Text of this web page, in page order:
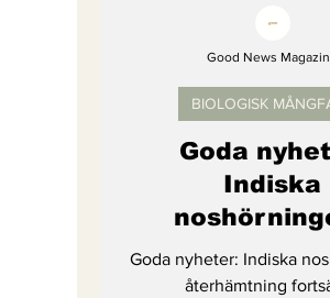
Goda
Indiska
Goda nyheter: Indiska
återhämtning
BIOLOGISK
Good News